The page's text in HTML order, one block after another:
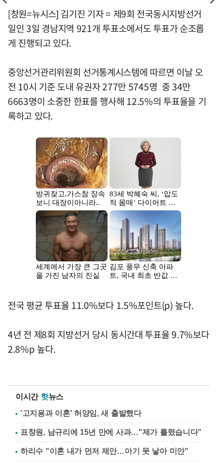
[창원=뉴시스] 김기진 기자 = 제9회 전국동시지방선거
일인 3일 경남지역 921개 투표소에서도 투표가 순조롭
게 진행되고 있다.
중앙선거관리위원회 선거통계시스템에 따르면 이날 오
전 10시 기준 도내 유권자 277만 5745명 중 34만
6663명이 소중한 한표를 행사해 12.5%의 투표율을 기
록하고 있다.
전국 평균 투표율 11.0%보다 1.5%포인트(p) 높다.
4년 전 제8회 지방선거 당시 동시간대 투표율 9.7%보다
2.8%p 높다.
이시간 핫뉴스
'고지용과 이혼' 허양임, 새 출발했다
표창원, 남규리에 15년 만에 사과…"제가 틀렸습니다"
하리수 "이혼 내가 먼저 제안…아기 못 낳아 미안"